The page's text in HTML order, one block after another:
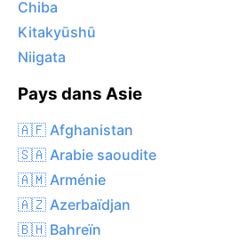
Chiba
Kitakyūshū
Niigata
Pays dans Asie
🇦🇫 Afghanistan
🇸🇦 Arabie saoudite
🇦🇲 Arménie
🇦🇿 Azerbaïdjan
🇧🇭 Bahreïn